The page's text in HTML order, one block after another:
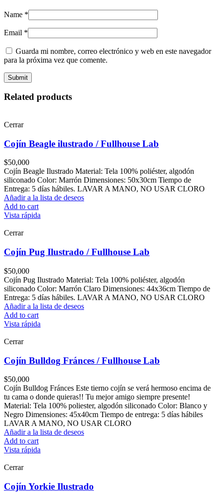
Name *
Email *
Guarda mi nombre, correo electrónico y web en este navegador
para la próxima vez que comente.
Related products
Cerrar
Cojín Beagle ilustrado / Fullhouse Lab
$50,000
Cojín Beagle Ilustrado Material: Tela 100% poliéster, algodón
siliconado Color: Marrón Dimensiones: 50x30cm Tiempo de
Entrega: 5 días hábiles. LAVAR A MANO, NO USAR CLORO
Añadir a la lista de deseos
Add to cart
Vista rápida
Cerrar
Cojín Pug Ilustrado / Fullhouse Lab
$50,000
Cojín Pug Ilustrado Material: Tela 100% poliéster, algodón
siliconado Color: Marrón Claro Dimensiones: 44x36cm Tiempo de
Entrega: 5 días hábiles. LAVAR A MANO, NO USAR CLORO
Añadir a la lista de deseos
Add to cart
Vista rápida
Cerrar
Cojín Bulldog Fránces / Fullhouse Lab
$50,000
Cojín Bulldog Fránces Este tierno cojín se verá hermoso encima de
tu cama o donde quieras!! Tu mejor amigo siempre presente!
Material: Tela 100% poliester, algodón siliconado Color: Blanco y
Negro Dimensiones: 45x40cm Tiempo de entrega: 5 días hábiles
LAVAR A MANO, NO USAR CLORO
Añadir a la lista de deseos
Add to cart
Vista rápida
Cerrar
Cojín Yorkie Ilustrado